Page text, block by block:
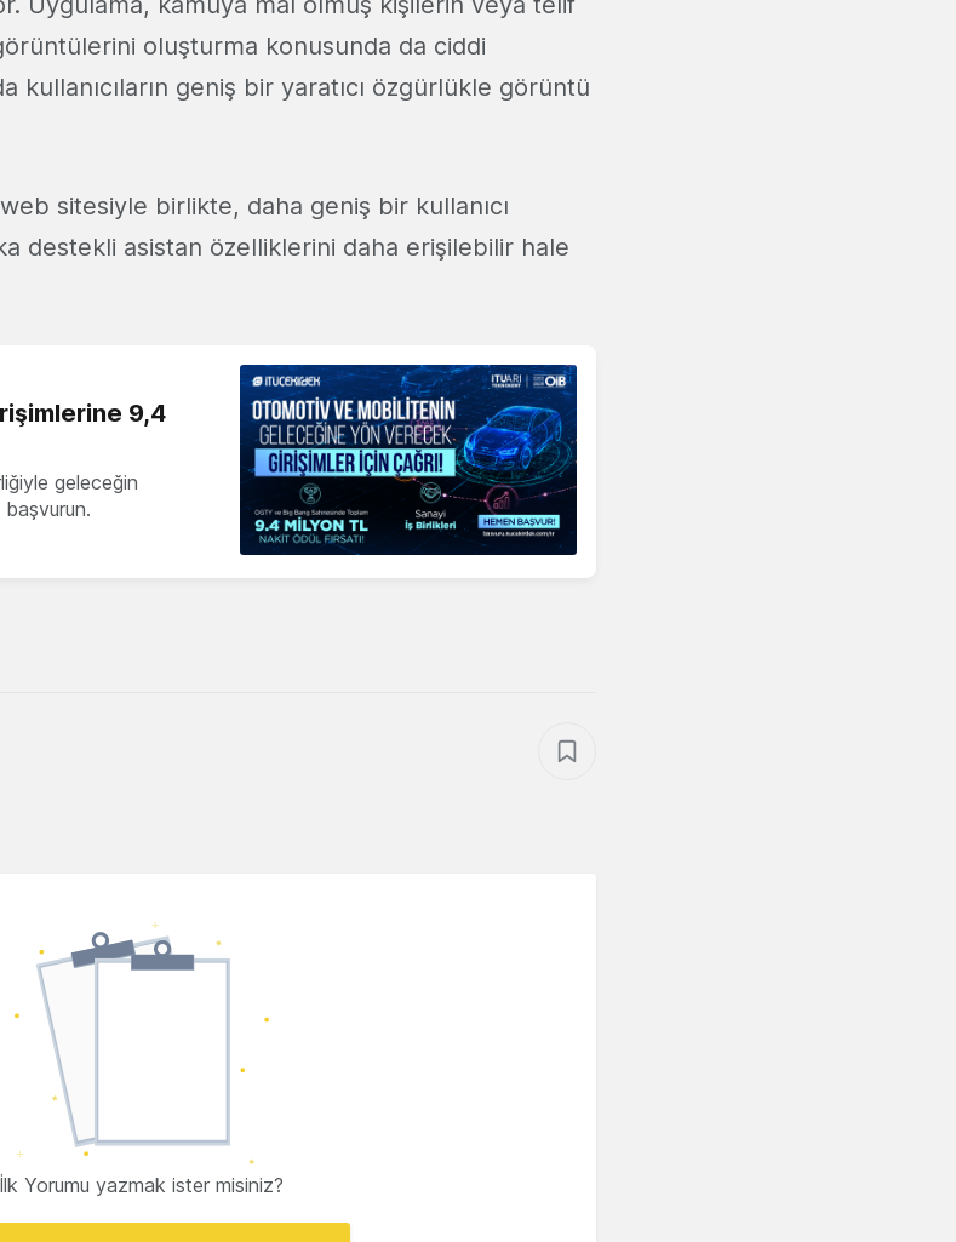
oluşturma konusunda da ciddi
kullanıcıların geniş bir yaratıcı özgürlükle görüntü
sitesiyle birlikte, daha geniş bir kullanıcı
destekli asistan özelliklerini daha erişilebilir hale
9,4
geleceğin
İlk Yorumu yazmak ister misiniz?